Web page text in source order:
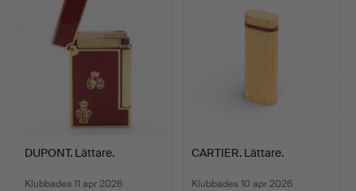
DUPONT. Lättare.
Klubbades 11 apr 2026
CARTIER. Lättare.
Klubbades 10 apr 2026